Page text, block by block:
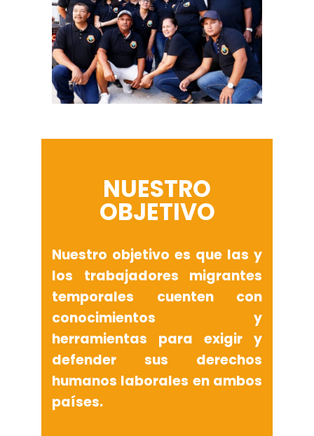
NUESTRO
OBJETIVO
Nuestro objetivo es que las y
los trabajadores migrantes
temporales cuenten con
conocimientos y
herramientas para exigir y
defender sus derechos
humanos laborales en ambos
países.